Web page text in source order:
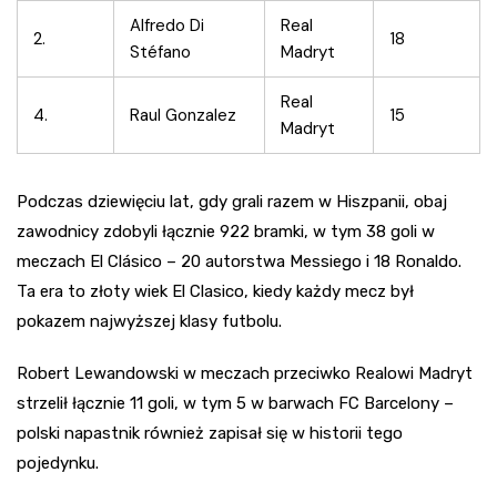
2.
Alfredo Di
Stéfano
Real
Madryt
18
4. Raul Gonzalez
Real
Madryt
15
Podczas dziewięciu lat, gdy grali razem w Hiszpanii, obaj
zawodnicy zdobyli łącznie 922 bramki, w tym 38 goli w
meczach El Clásico – 20 autorstwa Messiego i 18 Ronaldo.
Ta era to złoty wiek El Clasico, kiedy każdy mecz był
pokazem najwyższej klasy futbolu.
Robert Lewandowski w meczach przeciwko Realowi Madryt
strzelił łącznie 11 goli, w tym 5 w barwach FC Barcelony –
polski napastnik również zapisał się w historii tego
pojedynku.